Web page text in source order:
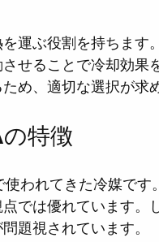
運ぶ役割を持ちます
せることで冷却効果
め、適切な選択が求
特徴
われてきた冷媒です
では優れています。
題視されています。